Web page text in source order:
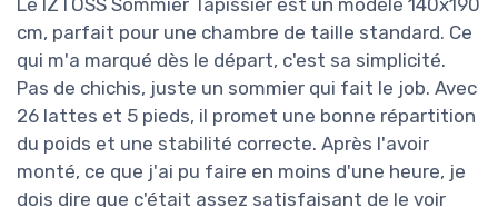
Le IZTOSS Sommier Tapissier est un modèle 140x190
cm, parfait pour une chambre de taille standard. Ce
qui m'a marqué dès le départ, c'est sa simplicité.
Pas de chichis, juste un sommier qui fait le job. Avec
26 lattes et 5 pieds, il promet une bonne répartition
du poids et une stabilité correcte. Après l'avoir
monté, ce que j'ai pu faire en moins d'une heure, je
dois dire que c'était assez satisfaisant de le voir